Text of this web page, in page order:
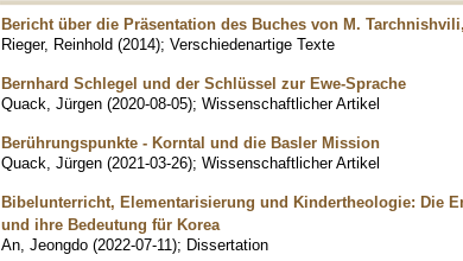
Bericht über die Präsentation des Buches von M.
Rieger, Reinhold (2014); Verschiedenartige Texte
Bernhard Schlegel und der Schlüssel zur Ewe-Sprache
Quack, Jürgen (2020-08-05); Wissenschaftlicher Artikel
Berührungspunkte - Korntal und die Basler Mission
Quack, Jürgen (2021-03-26); Wissenschaftlicher Artikel
Bibelunterricht, Elementarisierung und Kindertheologie: Die
und ihre Bedeutung für Korea
An, Jeongdo (2022-07-11); Dissertation